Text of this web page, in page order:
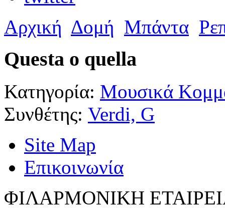
Αρχική Δομή Μπάντα
Questa o quella
Κατηγορία: Μουσικά
Συνθέτης: Verdi, G
Site Map
Επικοινωνία
ΦΙΛΑΡΜΟΝΙΚΗ